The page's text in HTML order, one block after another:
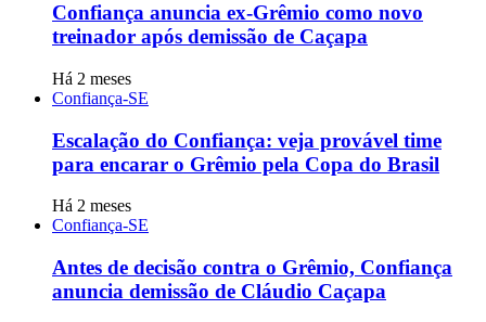
Confiança anuncia ex-Grêmio como novo
treinador após demissão de Caçapa
Há 2 meses
Confiança-SE
Escalação do Confiança: veja provável time
para encarar o Grêmio pela Copa do Brasil
Há 2 meses
Confiança-SE
Antes de decisão contra o Grêmio, Confiança
anuncia demissão de Cláudio Caçapa